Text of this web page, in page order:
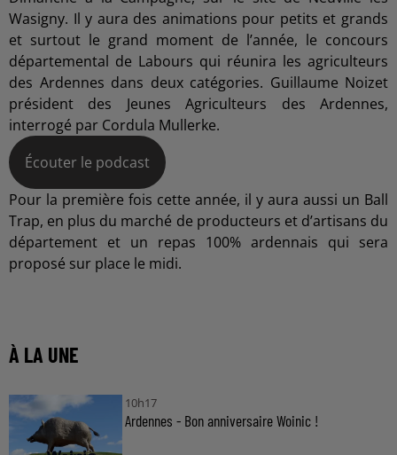
Wasigny. Il y aura des animations pour petits et grands
et surtout le grand moment de l’année, le concours
départemental de Labours qui réunira les agriculteurs
des Ardennes dans deux catégories. Guillaume Noizet
président des Jeunes Agriculteurs des Ardennes,
interrogé par Cordula Mullerke.
Écouter le podcast
Pour la première fois cette année, il y aura aussi un Ball
Trap, en plus du marché de producteurs et d’artisans du
département et un repas 100% ardennais qui sera
proposé sur place le midi.
À LA UNE
10h17
Ardennes - Bon anniversaire Woinic !